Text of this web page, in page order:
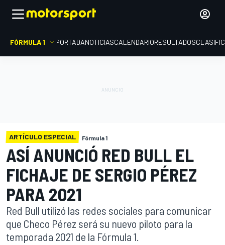
FÓRMULA 1 PORTADANOTICIASCALENDARIORESULTADOS
ARTÍCULO ESPECIAL Fórmula 1
ASÍ ANUNCIÓ RED BULL EL
FICHAJE DE SERGIO PÉREZ
PARA 2021
Red Bull utilizó las redes sociales para comunicar
que Checo Pérez será su nuevo piloto para la
temporada 2021 de la Fórmula 1.